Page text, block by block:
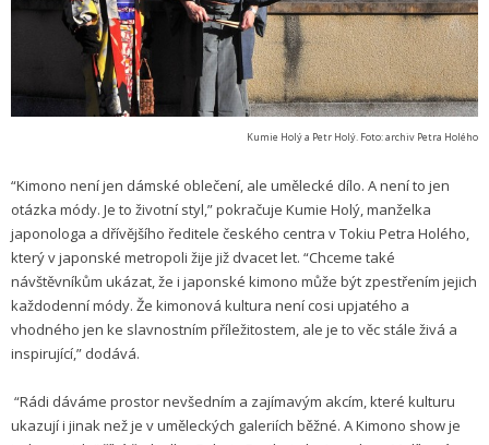
Kumie Holý a Petr Holý. Foto: archiv Petra Holého
“Kimono není jen dámské oblečení, ale umělecké dílo. A není to jen
otázka módy. Je to životní styl,” pokračuje Kumie Holý, manželka
japonologa a dřívějšího ředitele českého centra v Tokiu Petra Holého,
který v japonské metropoli žije již dvacet let. “Chceme také
návštěvníkům ukázat, že i japonské kimono může být zpestřením jejich
každodenní módy. Že kimonová kultura není cosi upjatého a
vhodného jen ke slavnostním příležitostem, ale je to věc stále živá a
inspirující,” dodává.
“Rádi dáváme prostor nevšedním a zajímavým akcím, které kulturu
ukazují i jinak než je v uměleckých galeriích běžné. A Kimono show je